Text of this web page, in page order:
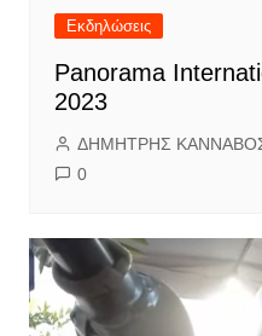
Εκδηλώσεις
Panorama
2023
ΔΗΜΗΤΡΗΣ
0